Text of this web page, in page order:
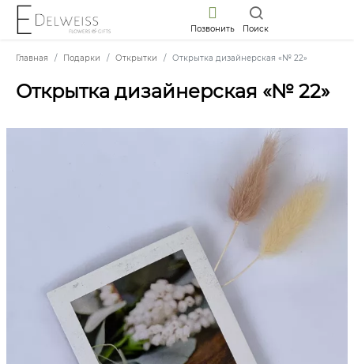
Позвонить Поиск
Главная Подарки Открытки Открытка дизайнерская «№ 22»
Открытка дизайнерская «№ 22»